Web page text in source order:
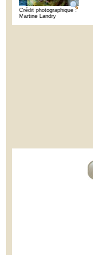
Crédit photographique :
Martine Landry